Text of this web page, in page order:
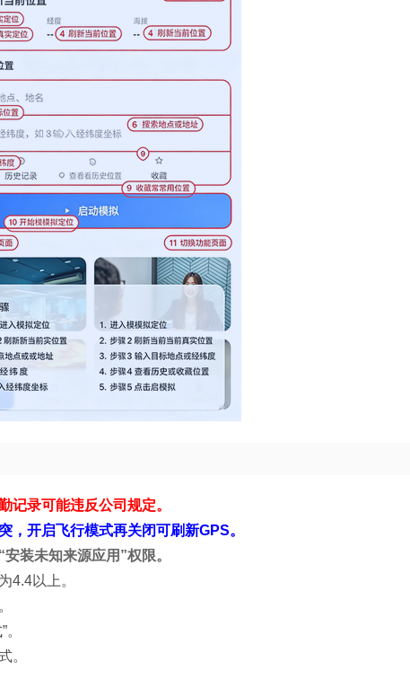
记录可能违反公司规定。
，开启飞行模式再关闭可刷新GPS。
装未知来源应用”权限。
4.4以上。
。